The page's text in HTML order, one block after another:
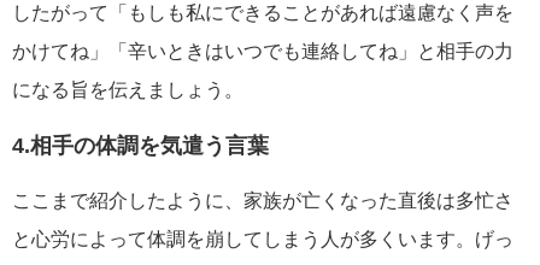
したがって「もしも私にできることがあれば遠慮なく声を
かけてね」「辛いときはいつでも連絡してね」と相手の力
になる旨を伝えましょう。
4.相手の体調を気遣う言葉
ここまで紹介したように、家族が亡くなった直後は多忙さ
と心労によって体調を崩してしまう人が多くいます。げっ